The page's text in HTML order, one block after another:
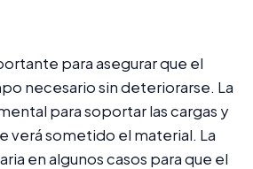
para asegurar que el
necesario sin deteriorarse. La
para soportar las cargas y
verá sometido el material. La
en algunos casos para que el